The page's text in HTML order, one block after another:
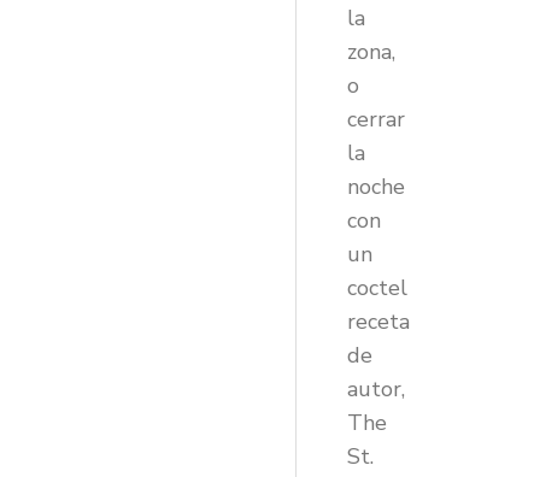
la
zona,
o
cerrar
la
noche
con
un
coctel
receta
de
autor,
The
St.